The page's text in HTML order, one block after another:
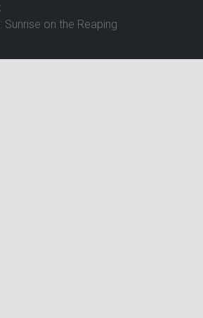
Sunrise on the Reaping